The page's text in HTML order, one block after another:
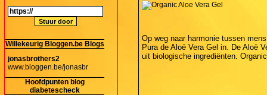
Willekeurig Bloggen.be Blogs
jonasbrothers2
www.bloggen.be/jonasbr
Hoofdpunten blog
diabetescheck
Op weg naar harmonie tussen
Pura de Aloë Vera Gel in. De Aloë
uit biologische ingrediënten.